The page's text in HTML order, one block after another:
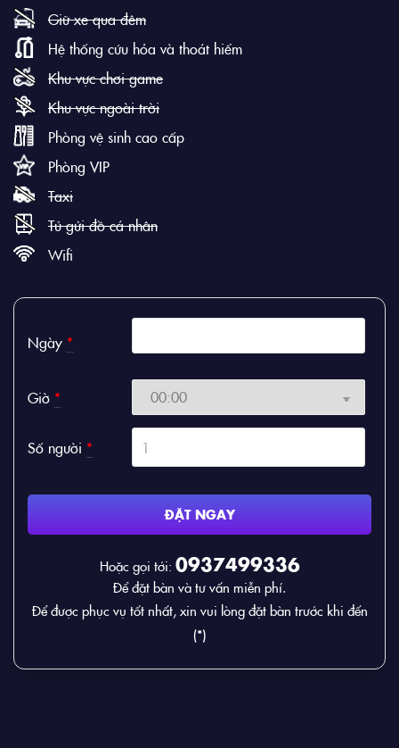
Giữ xe qua đêm
Hệ thống cứu hỏa và thoát hiểm
Khu vực chơi game
Khu vực ngoài trời
Phòng vệ sinh cao cấp
Phòng VIP
Taxi
Tủ gửi đồ cá nhân
Wifi
Ngày *
Giờ *
Số người *
ĐẶT NGAY
Hoặc gọi tới: 0937499336
Để đặt bàn và tư vấn miễn phí.
Để được phục vụ tốt nhất, xin vui lòng đặt bàn trước khi đến
(*)